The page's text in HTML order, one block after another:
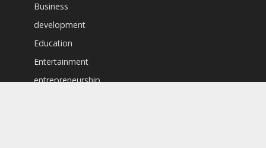
Business
development
Education
Entertainment
entrepreneurship